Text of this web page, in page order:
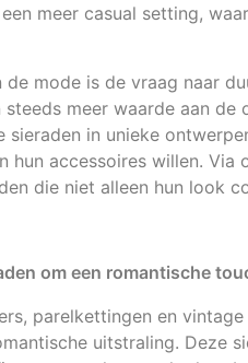
meer casual setting,
de mode is de vraag naar
steeds meer waarde aan
sieraden in unieke
hun accessoires willen.
die niet alleen hun look
om een romantische
parelkettingen en
uitstraling. Deze